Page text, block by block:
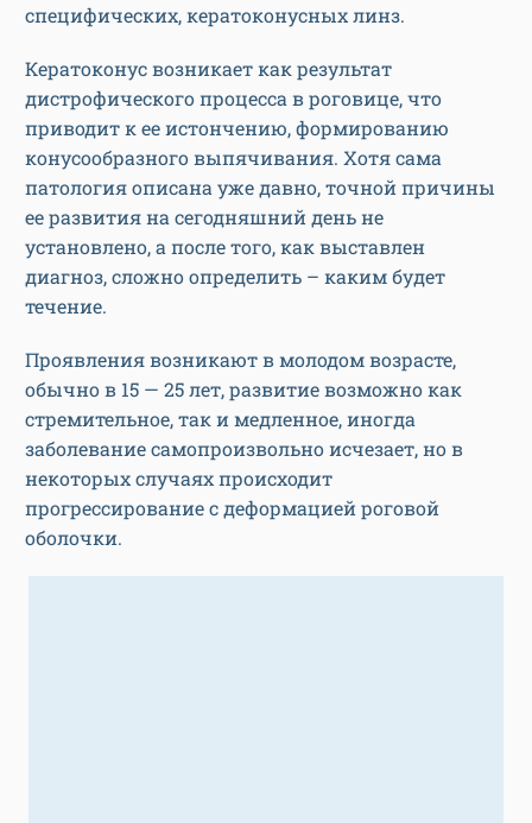
специфических, кератоконусных линз.
Кератоконус возникает как результат
дистрофического процесса в роговице, что
приводит к ее истончению, формированию
конусообразного выпячивания. Хотя сама
патология описана уже давно, точной причины
ее развития на сегодняшний день не
установлено, а после того, как выставлен
диагноз, сложно определить – каким будет
течение.
Проявления возникают в молодом возрасте,
обычно в 15 — 25 лет, развитие возможно как
стремительное, так и медленное, иногда
заболевание самопроизвольно исчезает, но в
некоторых случаях происходит
прогрессирование с деформацией роговой
оболочки.